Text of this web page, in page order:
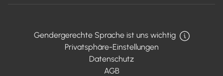
Privatsphäre-Einstellungen
Datenschutz
AGB
Gendergerechte Sprache ist uns wichtig